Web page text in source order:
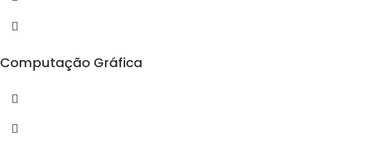
Computação Gráfica